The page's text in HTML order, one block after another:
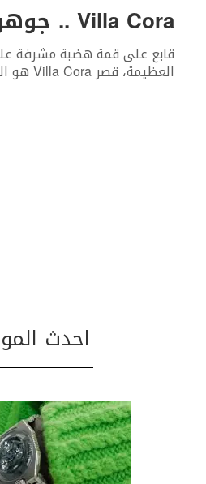
Villa Cora .. جوهرة فلورنسا
قابع على قمة هضبة مشرفة
العظيمة، قصر Villa Cora هو الملاذ الآمن
احدث